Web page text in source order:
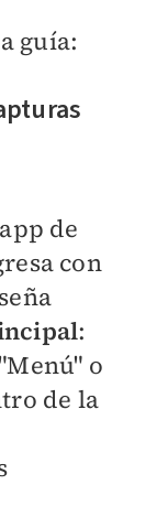
guía:
de
con
:
o
de la